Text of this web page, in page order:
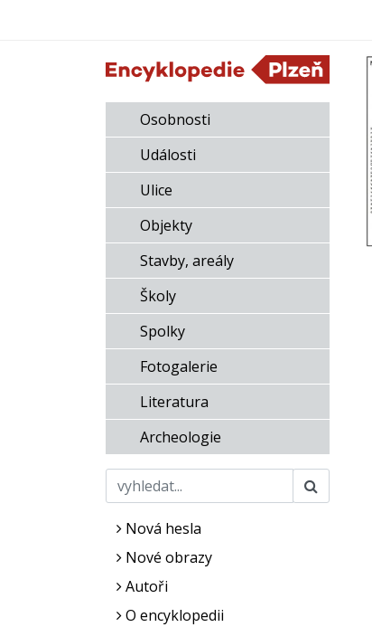
Osobnosti
Události
Ulice
Objekty
Stavby, areály
Školy
Spolky
Fotogalerie
Literatura
Archeologie
Nová hesla
Nové obrazy
Autoři
O encyklopedii